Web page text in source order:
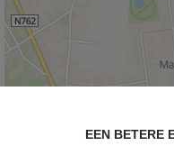
EEN BETERE